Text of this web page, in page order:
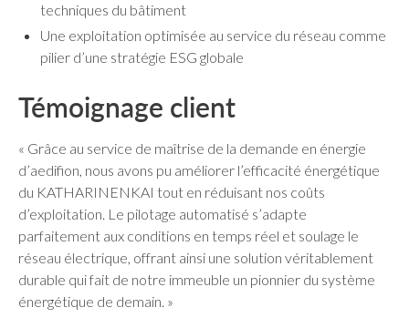
techniques du bâtiment
Une exploitation optimisée au service du réseau comme
pilier d’une stratégie ESG globale
Témoignage client
« Grâce au service de maîtrise de la demande en énergie
d’aedifion, nous avons pu améliorer l’efficacité énergétique
du KATHARINENKAI tout en réduisant nos coûts
d’exploitation. Le pilotage automatisé s’adapte
parfaitement aux conditions en temps réel et soulage le
réseau électrique, offrant ainsi une solution véritablement
durable qui fait de notre immeuble un pionnier du système
énergétique de demain. »